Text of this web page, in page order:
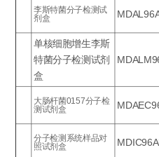
李斯特菌分子检测试
剂盒
单核细胞增生李斯
特菌分子检测试剂
盒
大肠杆菌0157分子检
测试剂盒
分子检测系统样品对
照试剂盒